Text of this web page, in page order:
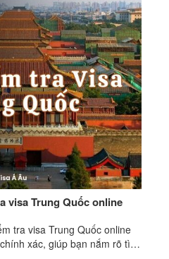
visa Trung Quốc online
tra visa Trung Quốc online
xác, giúp bạn nắm rõ tình